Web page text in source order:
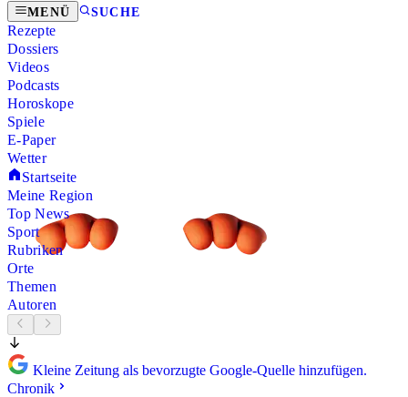
MENÜ SUCHE
Rezepte
Dossiers
Videos
Podcasts
Horoskope
Spiele
E-Paper
Wetter
Startseite
Meine Region
Top News
Sport
Rubriken
Orte
Themen
Autoren
Kleine Zeitung als bevorzugte Google-Quelle hinzufügen.
Chronik